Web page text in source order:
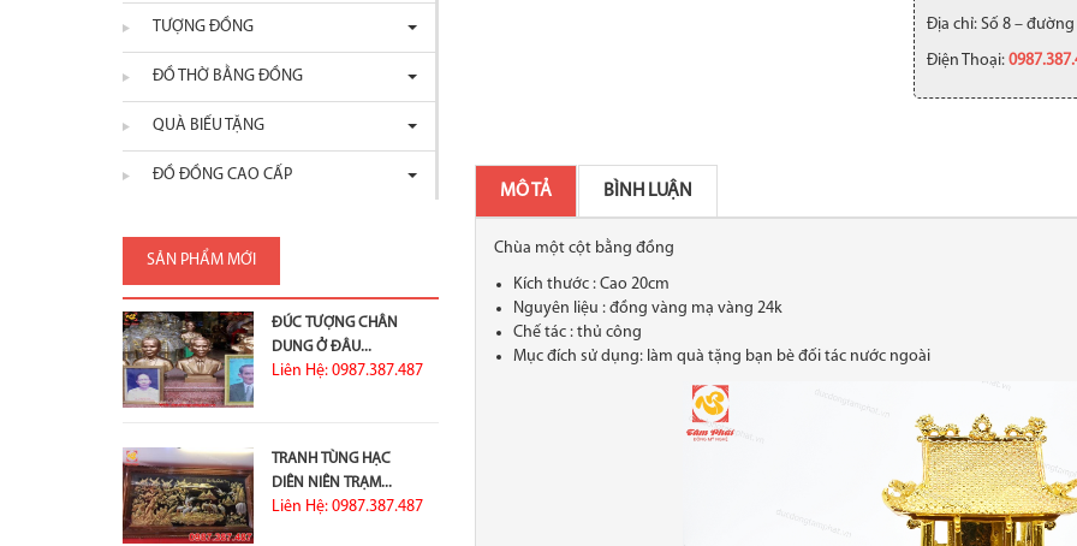
TƯỢNG ĐỒNG
ĐỒ THỜ BẰNG ĐỒNG
QUÀ BIẾU TẶNG
ĐỒ ĐỒNG CAO CẤP
SẢN PHẨM MỚI
ĐÚC TƯỢNG CHÂN
DUNG Ở ĐÂU...
Liên Hệ: 0987.387.487
TRANH TÙNG HẠC
DIÊN NIÊN TRẠM...
Liên Hệ: 0987.387.487
Địa chỉ: Số 8 – đường
Điện Thoại:
MÔ TẢ BÌNH LUẬN
Chùa một cột bằng đồng
Kích thước : Cao 20cm
Nguyên liệu : đồng vàng mạ vàng 24k
Chế tác : thủ công
Mục đích sử dụng: làm quà tặng bạn bè đối tác nước ngoài